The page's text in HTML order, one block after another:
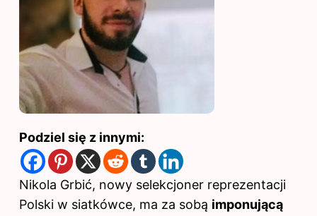
Podziel się z innymi:
Nikola Grbić, nowy selekcjoner reprezentacji
Polski w siatkówce, ma za sobą imponującą